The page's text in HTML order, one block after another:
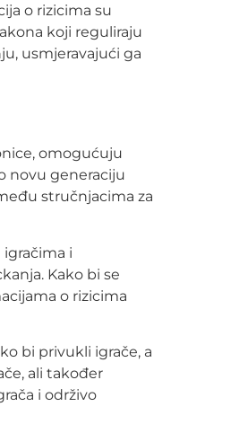
o rizicima su
koji reguliraju
usmjeravajući ga
omogućuju
novu generaciju
stručnjacima za
i
Kako bi se
o rizicima
bi privukli igrače, a
ali također
i održivo